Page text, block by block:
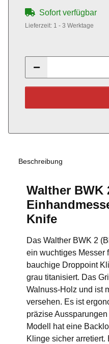
Sofort verfügbar
Lieferzeit: 1 - 3 Werktage
Beschreibung
Walther BWK
Knife
Das Walther BWK 2
ein wuchtiges Messer
bauchige Droppoint
grau titanisiert. Das
Walnuss-Holz und ist
versehen. Es ist
präzise
Modell hat eine
Klinge sicher